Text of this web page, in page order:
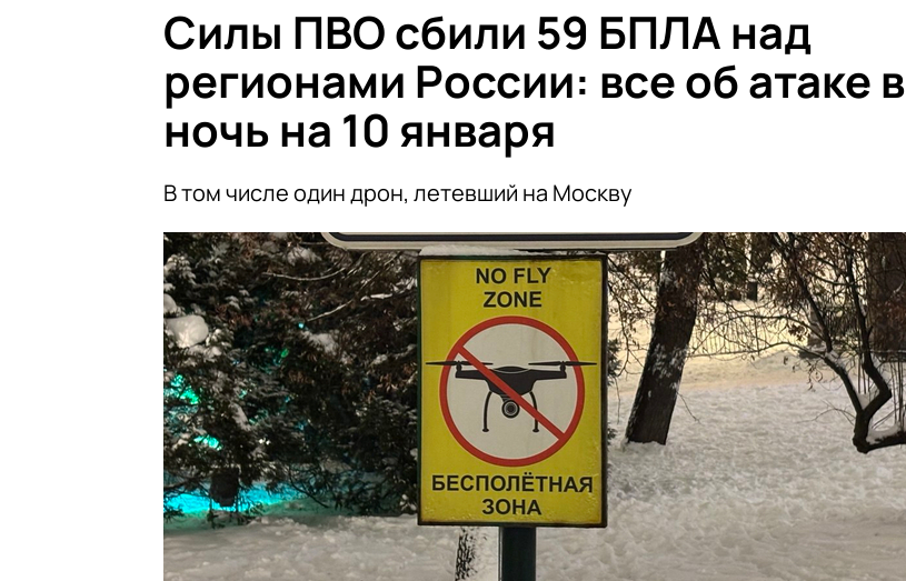
Силы ПВО сбили 59 БПЛА над
регионами России: все об атаке в
ночь на 10 января
В том числе один дрон, летевший на Москву